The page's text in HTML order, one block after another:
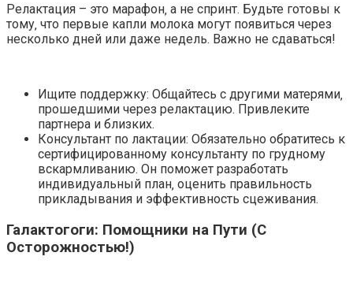
Релактация – это марафон‚ а не спринт. Будьте готовы к
тому‚ что первые капли молока могут появиться через
несколько дней или даже недель. Важно не сдаваться!
Ищите поддержку: Общайтесь с другими матерями‚
прошедшими через релактацию. Привлеките
партнера и близких.
Консультант по лактации: Обязательно обратитесь к
сертифицированному консультанту по грудному
вскармливанию. Он поможет разработать
индивидуальный план‚ оценить правильность
прикладывания и эффективность сцеживания.
Галактогоги: Помощники на Пути (С
Осторожностью!)